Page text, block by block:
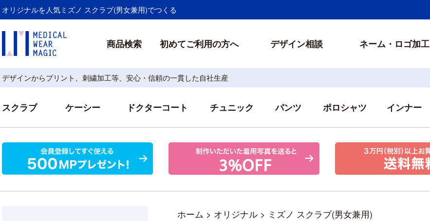
オリジナルを人気ミズノ スクラブ(男女兼用)でつくる
商品検索 初めてご利用の方へ デザイン相談 ネーム・ロゴ加工
デザインからプリント、刺繍加工等、安心・信頼の一貫した自社生産
スクラブ ケーシー ドクターコート チュニック パンツ ポロシャツ インナー
ホーム > オリジナル > ミズノ スクラブ(男女兼用)